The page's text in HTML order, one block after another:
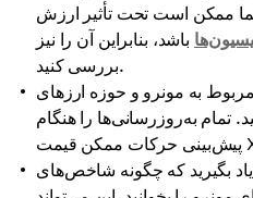
شما ممکن است تحت تأثیر ارزش
باشد، بنابراین آن را نیز
بررسی کنید.
مربوط به مونرو و حوزه ارزهای
تمام به‌روزرسانی‌ها را هنگام
یاد بگیرید که چگونه شاخص‌های